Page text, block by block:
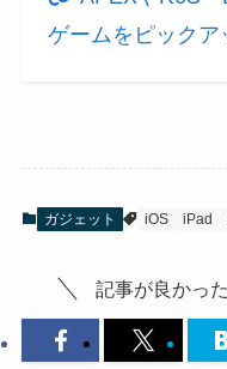
ゲームをピックア
ガジェット iOS iPad
記事が良かっ